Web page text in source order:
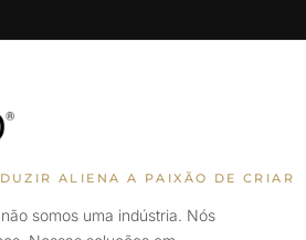
ALIENA A PAIXÃO DE CRIAR
somos uma indústria. Nós